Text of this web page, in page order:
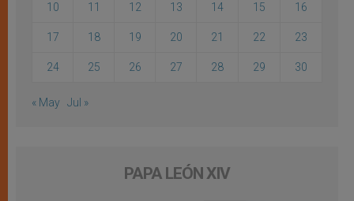
10 11 12 13 14 15 16
17 18 19 20 21 22 23
24 25 26 27 28 29 30
« May Jul »
PAPA LEÓN XIV